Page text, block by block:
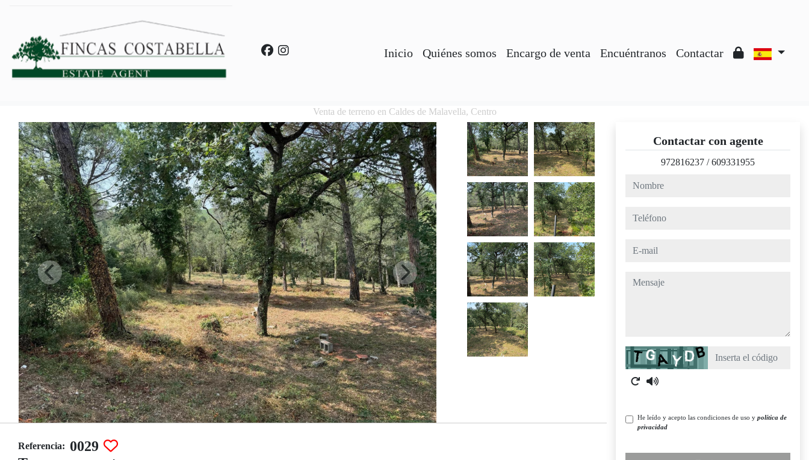
Inicio Quiénes somos Encargo de venta Encuéntranos Contactar
Venta de terreno en Caldes de Malavella, Centro
Referencia: 0029
Contactar con agente
972816237 /609331955
nombre
teléfono
e-mail
mensaje
Captcha
He leído y acepto las condiciones de uso y política de
privacidad